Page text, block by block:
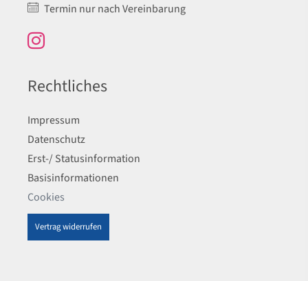
Termin nur nach Vereinbarung
Rechtliches
Impressum
Datenschutz
Erst-/ Statusinformation
Basisinformationen
Cookies
Vertrag widerrufen